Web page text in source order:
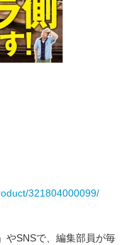
321804000099/
やSNSで、編集部員が毎